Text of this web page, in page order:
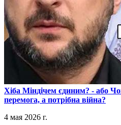
​Хіба Міндічем єдиним? - або
перемога, а потрібна війна?
4 мая 2026 г.